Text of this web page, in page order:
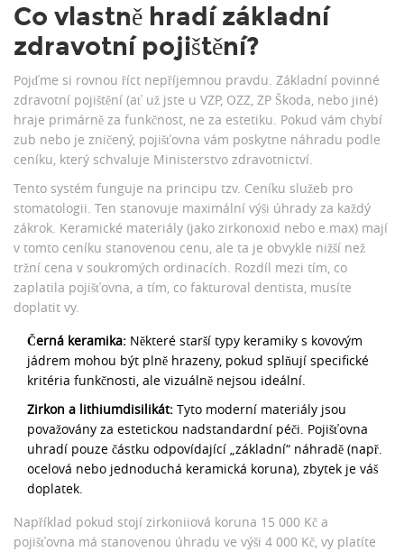
Co vlastně hradí základní
zdravotní pojištění?
Pojďme si rovnou říct nepříjemnou pravdu. Základní povinné
zdravotní pojištění (ať už jste u VZP, OZZ, ZP Škoda, nebo jiné)
hraje primárně za funkčnost, ne za estetiku. Pokud vám chybí
zub nebo je zničený, pojišťovna vám poskytne náhradu podle
ceníku, který schvaluje Ministerstvo zdravotnictví.
Tento systém funguje na principu tzv. Ceníku služeb pro
stomatologii. Ten stanovuje maximální výši úhrady za každý
zákrok. Keramické materiály (jako zirkonoxid nebo e.max) mají
v tomto ceníku stanovenou cenu, ale ta je obvykle nižší než
tržní cena v soukromých ordinacích. Rozdíl mezi tím, co
zaplatila pojišťovna, a tím, co fakturoval dentista, musíte
doplatit vy.
Černá keramika: Některé starší typy keramiky s kovovým
jádrem mohou být plně hrazeny, pokud splňují specifické
kritéria funkčnosti, ale vizuálně nejsou ideální.
Zirkon a lithiumdisilikát: Tyto moderní materiály jsou
považovány za estetickou nadstandardní péči. Pojišťovna
uhradí pouze částku odpovídající „základní“ náhradě (např.
ocelová nebo jednoduchá keramická koruna), zbytek je váš
doplatek.
Například pokud stojí zirkoniiová koruna 15 000 Kč a
pojišťovna má stanovenou úhradu ve výši 4 000 Kč, vy platíte